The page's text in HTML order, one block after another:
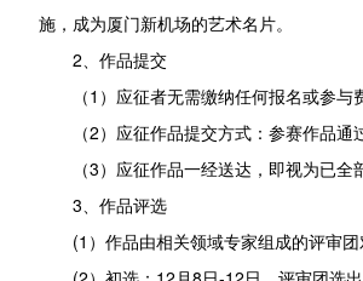
施，成为厦门新机场的艺术名片。
2、作品提交
（1）应征者无需缴纳任何报名或参与
（2）应征作品提交方式：参赛作品通
（3）应征作品一经送达，即视为已全
3、作品评选
(1）作品由相关领域专家组成的评审团